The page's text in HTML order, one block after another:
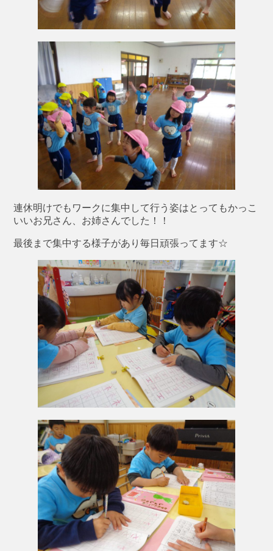
連休明けでもワークに集中して行う姿はとってもかっこ
いいお兄さん、お姉さんでした！！
最後まで集中する様子があり毎日頑張ってます☆